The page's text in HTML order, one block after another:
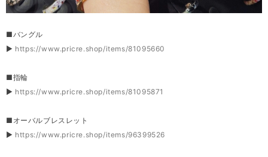
■バングル
▶ https://www.pricre.shop/items/81095660
■指輪
▶ https://www.pricre.shop/items/81095871
■オーバルブレスレット
▶ https://www.pricre.shop/items/96399526